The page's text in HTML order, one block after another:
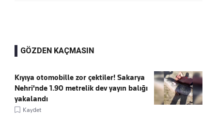
GÖZDEN KAÇMASIN
Kıyıya otomobille zor çektiler! Sakarya
Nehri'nde 1.90 metrelik dev yayın balığı
yakalandı
Kaydet